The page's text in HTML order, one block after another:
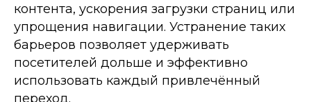
контента, ускорения загрузки страниц или
упрощения навигации. Устранение таких
барьеров позволяет удерживать
посетителей дольше и эффективно
использовать каждый привлечённый
переход.